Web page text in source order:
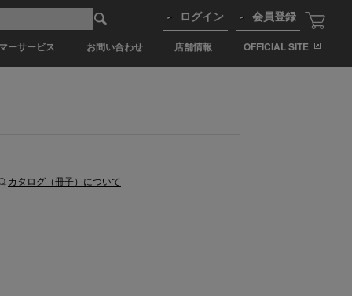
ーサービス お問い合わせ 店舗情報 OFFICIAL SITE
ログイン 会員登録
カタログ（冊子）について